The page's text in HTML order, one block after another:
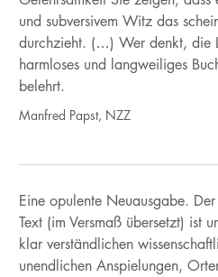
und subversivem Witz das
durchzieht. (…) Wer denkt, die
harmloses und langweiliges
belehrt.
Manfred Papst, NZZ
Eine opulente Neuausgabe.
Text (im Versmaß übersetzt) ist
klar verständlichen
unendlichen Anspielungen,